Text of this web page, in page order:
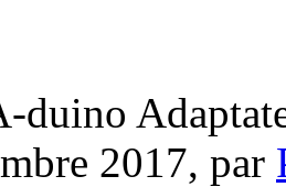
duino
2017, par